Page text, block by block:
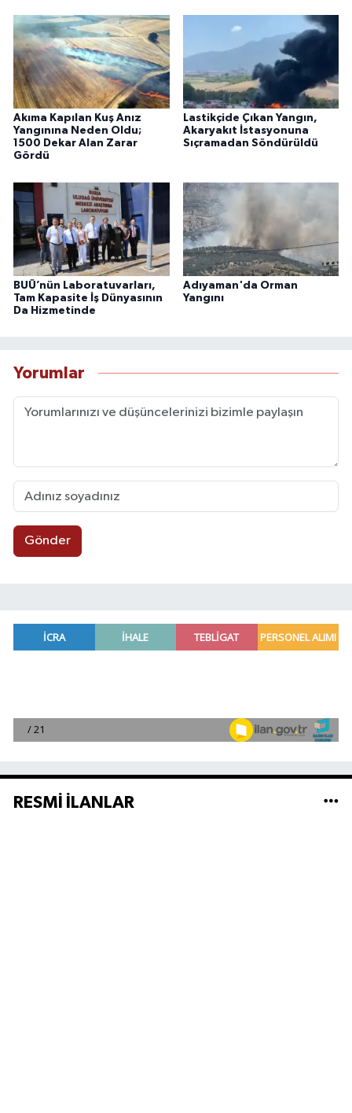
Akıma Kapılan Kuş Anız
Yangınına Neden Oldu;
1500 Dekar Alan Zarar
Gördü
Lastikçide Çıkan Yangın,
Akaryakıt İstasyonuna
Sıçramadan Söndürüldü
BUÜ’nün Laboratuvarları,
Tam Kapasite İş Dünyasının
Da Hizmetinde
Adıyaman'da Orman
Yangını
Yorumlar
Gönder
RESMİ İLANLAR